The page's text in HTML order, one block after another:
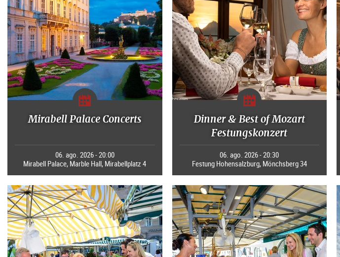
Mirabell Palace Concerts
06. ago. 2026 - 20:00
Mirabell Palace, Marble Hall, Mirabellplatz 4
Dinner & Best of Mozart
Festungskonzert
06. ago. 2026 - 20:30
Festung Hohensalzburg, Mönchsberg 34